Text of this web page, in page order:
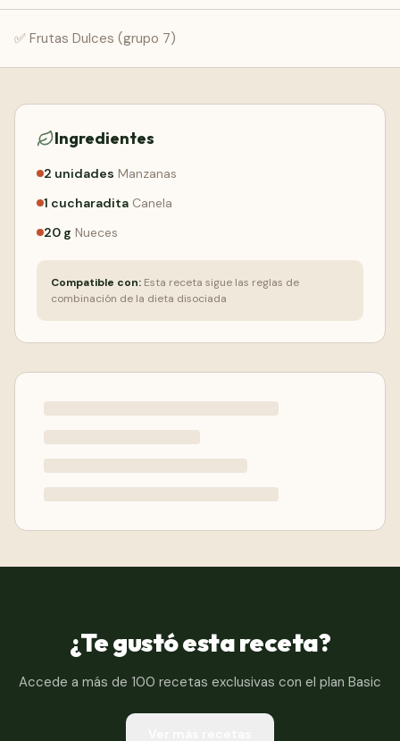
✅ Frutas Dulces (grupo 7)
Ingredientes
2 unidades Manzanas
1 cucharadita Canela
20 g Nueces
Compatible con: Esta receta sigue las reglas de
combinación de la dieta disociada
¿Te gustó esta receta?
Accede a más de 100 recetas exclusivas con el plan Basic